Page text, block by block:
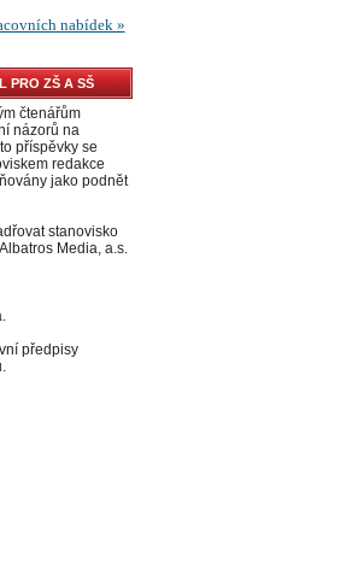
PRO ZŠ A SŠ
čtenářům
názorů na
příspěvky se
redakce
jako podnět
stanovisko
Media, a.s.
předpisy